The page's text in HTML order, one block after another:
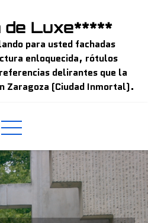
de Luxe*****
para usted fachadas
enloquecida, rótulos
delirantes que la
Zaragoza (Ciudad Inmortal).